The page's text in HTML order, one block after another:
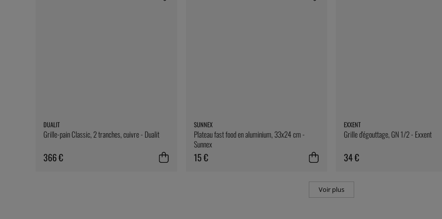
DUALIT
Grille-pain Classic, 2 tranches, cuivre - Dualit
366 €
SUNNEX
Plateau fast food en aluminium, 33x24 cm -
Sunnex
15 €
EXXENT
Grille d'égouttage, GN 1/2 - Exxent
34 €
Voir plus